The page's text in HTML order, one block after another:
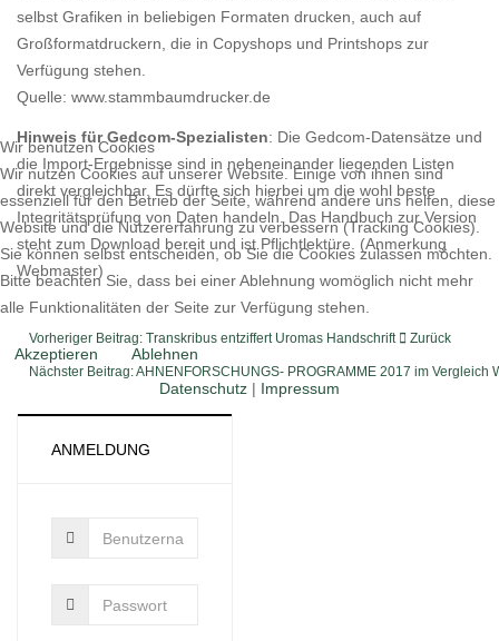
selbst Grafiken in beliebigen Formaten drucken, auch auf
Großformatdruckern, die in Copyshops und Printshops zur
Verfügung stehen.
Quelle: www.stammbaumdrucker.de
Hinweis für Gedcom-Spezialisten: Die Gedcom-Datensätze und
die Import-Ergebnisse sind in nebeneinander liegenden Listen
direkt vergleichbar. Es dürfte sich hierbei um die wohl beste
Integritätsprüfung von Daten handeln. Das Handbuch zur Version
steht zum Download bereit und ist Pflichtlektüre. (Anmerkung
Webmaster)
Vorheriger Beitrag: Transkribus entziffert Uromas Handschrift Zurück
Nächster Beitrag: AHNENFORSCHUNGS- PROGRAMME 2017 im Vergleich
ANMELDUNG
Wir benutzen Cookies
Wir nutzen Cookies auf unserer Website. Einige von ihnen sind
essenziell für den Betrieb der Seite, während andere uns helfen, diese
Website und die Nutzererfahrung zu verbessern (Tracking Cookies).
Sie können selbst entscheiden, ob Sie die Cookies zulassen möchten.
Bitte beachten Sie, dass bei einer Ablehnung womöglich nicht mehr
alle Funktionalitäten der Seite zur Verfügung stehen.
Akzeptieren
Ablehnen
Datenschutz | Impressum